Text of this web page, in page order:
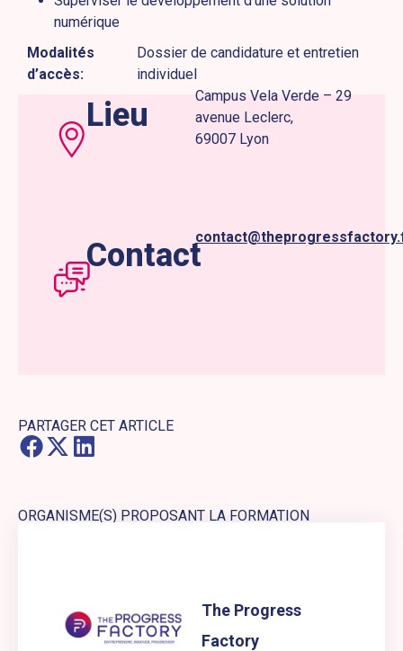
numérique
Modalités
d’accès:
Dossier de candidature et entretien
individuel
Lieu
Campus Vela Verde – 29
avenue Leclerc,
69007 Lyon
Contact
PARTAGER CET ARTICLE
ORGANISME(S) PROPOSANT LA FORMATION
The Progress
Factory